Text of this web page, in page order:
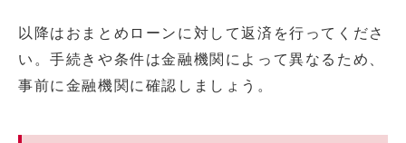
以降はおまとめローンに対して返済を行ってくださ
い。手続きや条件は金融機関によって異なるため、
事前に金融機関に確認しましょう。